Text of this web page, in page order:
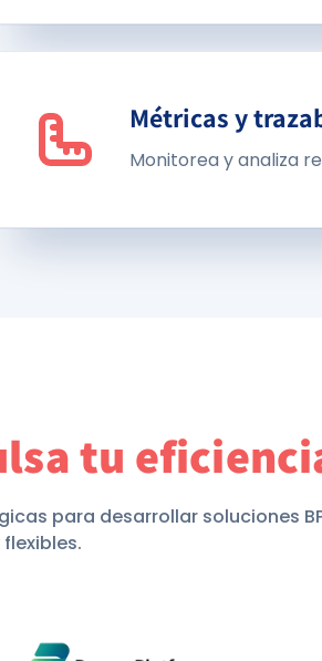
Métricas y
Monitorea y analiza
tu
para desarrollar soluciones